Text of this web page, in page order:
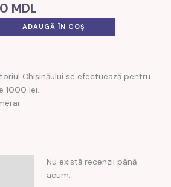
MDL
ADAUGĂ ÎN COȘ
Chișinăului se efectuează pentru
1000 lei.
Nu există recenzii până
acum.